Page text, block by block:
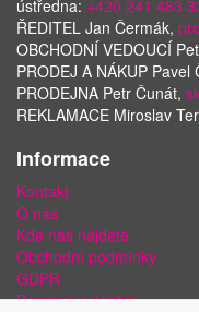
ústředna: +420 241 483
ŘEDITEL Jan Čermák,
OBCHODNÍ VEDOUCÍ
PRODEJ A NÁKUP Pavel
PRODEJNA Petr Čunát,
REKLAMACE Miroslav
Informace
Kontakt
O nás
Kde nás najdete
Obchodní podmínky
GDPR
Doprava a platba